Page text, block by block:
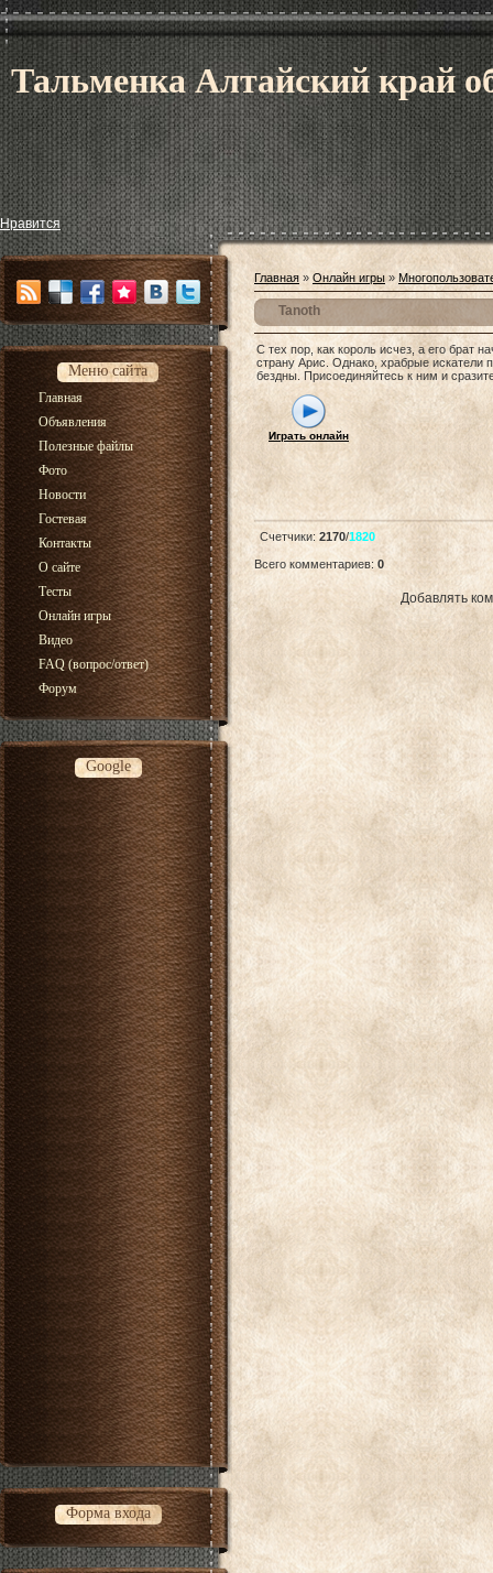
Тальменка Алтайский край
Нравится
Меню сайта
Главная
Объявления
Полезные файлы
Фото
Новости
Гостевая
Контакты
О сайте
Тесты
Онлайн игры
Видео
FAQ (вопрос/ответ)
Форум
Google
Форма входа
Главная » Онлайн игры »
Tanoth
С тех пор, как король исчез, а его брат
страну Арис. Однако, храбрые искатели
бездны. Присоединяйтесь к ним и
Играть онлайн
Счетчики: 2170/1820
Всего комментариев: 0
Добавлять